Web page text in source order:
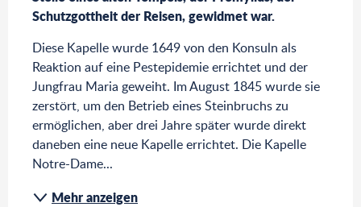
Schutzgottheit der Reisen, gewidmet war.
Diese Kapelle wurde 1649 von den Konsuln als
Reaktion auf eine Pestepidemie errichtet und der
Jungfrau Maria geweiht. Im August 1845 wurde sie
zerstört, um den Betrieb eines Steinbruchs zu
ermöglichen, aber drei Jahre später wurde direkt
daneben eine neue Kapelle errichtet. Die Kapelle
Notre-Dame...
Mehr anzeigen